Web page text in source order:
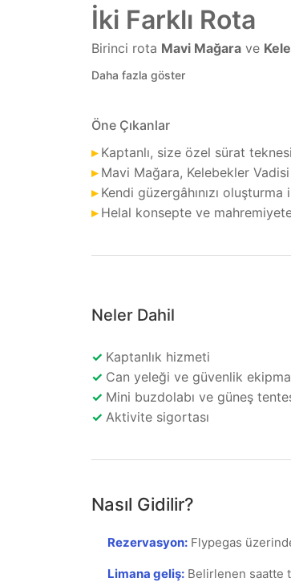
İki Farklı Rota
Birinci rota Mavi Mağara ve
Daha fazla göster
Öne Çıkanlar
▸ Kaptanlı, size özel sürat teknesi
▸ Mavi Mağara, Kelebekler
▸ Kendi güzergâhınızı oluşturma
▸ Helal konsepte ve
Neler Dahil
✓ Kaptanlık hizmeti
✓ Can yeleği ve güvenlik
✓ Mini buzdolabı ve güneş
✓ Aktivite sigortası
Nasıl Gidilir?
Rezervasyon: Flypegas
Limana geliş: Belirlenen saatte